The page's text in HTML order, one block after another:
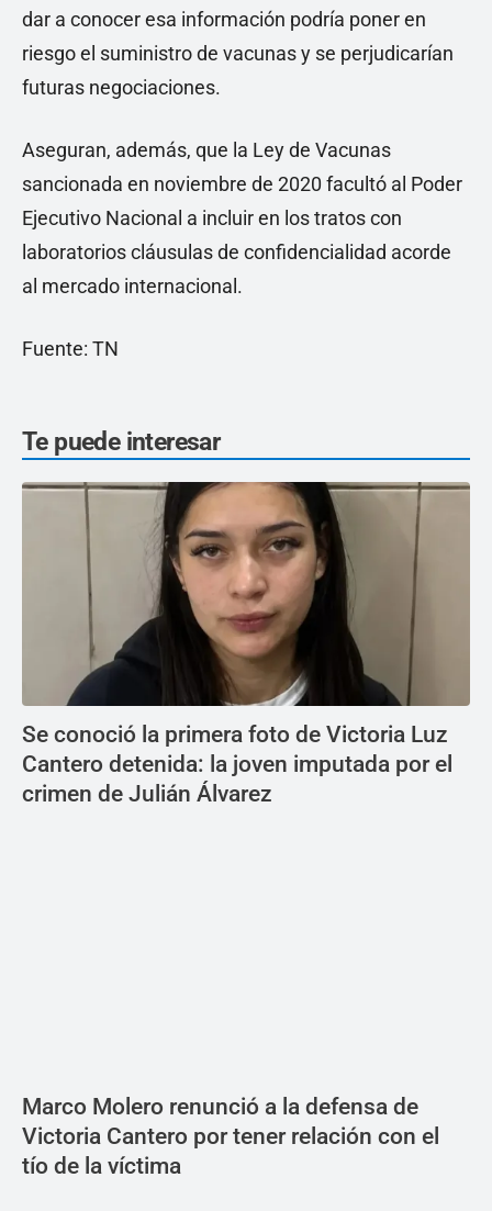
dar a conocer esa información podría poner en
riesgo el suministro de vacunas y se perjudicarían
futuras negociaciones.
Aseguran, además, que la Ley de Vacunas
sancionada en noviembre de 2020 facultó al Poder
Ejecutivo Nacional a incluir en los tratos con
laboratorios cláusulas de confidencialidad acorde
al mercado internacional.
Fuente: TN
Te puede interesar
Se conoció la primera foto de Victoria Luz
Cantero detenida: la joven imputada por el
crimen de Julián Álvarez
Marco Molero renunció a la defensa de
Victoria Cantero por tener relación con el
tío de la víctima